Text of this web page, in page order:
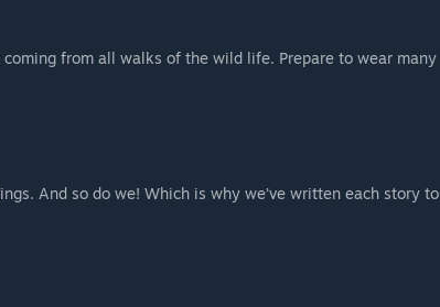
from all walks of the wild life. Prepare to wear many
And so do we! Which is why we’ve written each story to